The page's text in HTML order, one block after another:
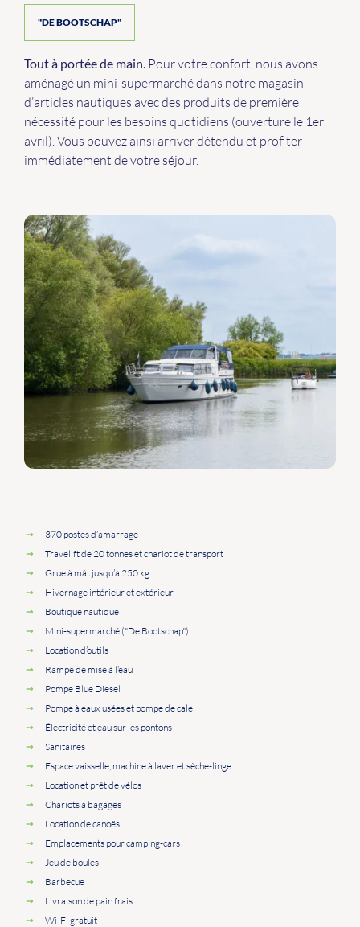
"DE BOOTSCHAP"
Tout à portée de main. Pour votre confort, nous avons
aménagé un mini-supermarché dans notre magasin
d’articles nautiques avec des produits de première
nécessité pour les besoins quotidiens (ouverture le 1er
avril). Vous pouvez ainsi arriver détendu et profiter
immédiatement de votre séjour.
370 postes d’amarrage
Travelift de 20 tonnes et chariot de transport
Grue à mât jusqu’à 250 kg
Hivernage intérieur et extérieur
Boutique nautique
Mini-supermarché ("De Bootschap")
Location d’outils
Rampe de mise à l’eau
Pompe Blue Diesel
Pompe à eaux usées et pompe de cale
Électricité et eau sur les pontons
Sanitaires
Espace vaisselle, machine à laver et sèche-linge
Location et prêt de vélos
Chariots à bagages
Location de canoës
Emplacements pour camping-cars
Jeu de boules
Barbecue
Livraison de pain frais
Wi-Fi gratuit